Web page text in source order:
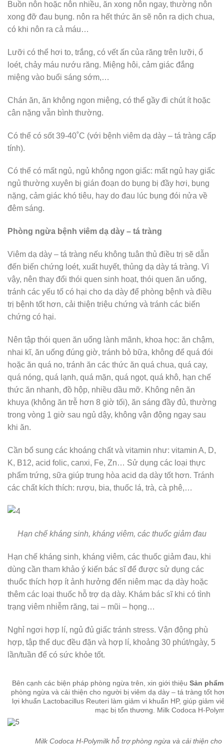
Buồn nôn hoặc nôn nhiều, ăn xong nôn ngay, thường nôn
xong đỡ đau bụng. nôn ra hết thức ăn sẽ nôn ra dịch chua,
có khi nôn ra cả máu…
Lưỡi có thể hơi to, trắng, có vết ấn của răng trên lưỡi, ổ
loét, chảy máu nướu răng. Miệng hôi, cảm giác đắng
miệng vào buổi sáng sớm,…
Chán ăn, ăn không ngon miệng, có thể gầy đi chút ít hoặc
cân nặng vẫn bình thường.
Có thể có sốt 39-40˚C (với bệnh viêm dạ dày – tá tràng cấp
tính).
Có thể có mất ngủ, ngủ không ngon giấc: mất ngủ hay giấc
ngủ thường xuyên bị gián đoạn do bụng bị đầy hơi, bụng
nặng, cảm giác khó tiêu, hay do đau lúc bụng đói nửa về
đêm sáng.
Phòng ngừa bệnh viêm dạ dày – tá tràng
Viêm dạ dày – tá tràng nếu không tuân thủ điều trị sẽ dẫn
đến biến chứng loét, xuất huyết, thủng dạ dày tá tràng. Vì
vậy, nên thay đổi thói quen sinh hoạt, thói quen ăn uống,
tránh các yếu tố có hại cho dạ dày để phòng bệnh và điều
trị bệnh tốt hơn, cải thiện triệu chứng và tránh các biến
chứng có hại.
Nên tập thói quen ăn uống lành mãnh, khoa học: ăn chậm,
nhai kĩ, ăn uống đúng giờ, tránh bỏ bữa, không để quá đói
hoặc ăn quá no, tránh ăn các thức ăn quá chua, quá cay,
quá nóng, quá lạnh, quá mặn, quá ngọt, quá khô, hạn chế
thức ăn nhanh, đồ hộp, nhiều dầu mỡ. Không nên ăn
khuya (không ăn trễ hơn 8 giờ tối), ăn sáng đầy đủ, thường
trong vòng 1 giờ sau ngủ dậy, không vận động ngay sau
khi ăn.
Cần bổ sung các khoáng chất và vitamin như: vitamin A, D,
K, B12, acid folic, canxi, Fe, Zn… Sử dụng các loại thực
phẩm trứng, sữa giúp trung hòa acid dạ dày tốt hơn. Tránh
các chất kích thích: rượu, bia, thuốc lá, trà, cà phê,…
Hạn chế kháng sinh, kháng viêm, các thuốc giảm đau
Hạn chế kháng sinh, kháng viêm, các thuốc giảm đau, khi
dùng cần tham khảo ý kiến bác sĩ để được sử dụng các
thuốc thích hợp ít ảnh hưởng đến niêm mạc dạ dày hoặc
thêm các loại thuốc hỗ trợ dạ dày. Khám bác sĩ khi có tình
trạng viêm nhiễm răng, tai – mũi – họng…
Nghỉ ngơi hợp lí, ngủ đủ giấc tránh stress. Vận động phù
hợp, tập thể dục đều đặn và hợp lí, khoảng 30 phút/ngày, 5
lần/tuần để có sức khỏe tốt.
Bên cạnh các biện pháp phòng ngừa trên, xin giới thiệu Sản
phòng ngừa và cải thiện cho người bị viêm dạ dày – tá tràng tốt
lợi khuẩn Lactobacillus Reuteri làm giảm vi khuẩn HP, giúp giảm
mạc bị tổn thương. Milk Codoca H-
Milk Codoca H-Polymilk hỗ trợ phòng ngừa và cải thiện